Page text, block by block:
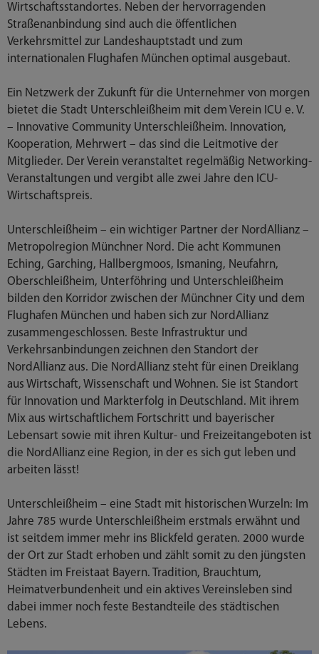
Wirtschaftsstandortes. Neben der hervorragenden
Straßenanbindung sind auch die öffentlichen
Verkehrsmittel zur Landeshauptstadt und zum
internationalen Flughafen München optimal ausgebaut.
Ein Netzwerk der Zukunft für die Unternehmer von morgen
bietet die Stadt Unterschleißheim mit dem Verein ICU e. V.
– Innovative Community Unterschleißheim. Innovation,
Kooperation, Mehrwert – das sind die Leitmotive der
Mitglieder. Der Verein veranstaltet regelmäßig Networking-
Veranstaltungen und vergibt alle zwei Jahre den ICU-
Wirtschaftspreis.
Unterschleißheim – ein wichtiger Partner der NordAllianz –
Metropolregion Münchner Nord. Die acht Kommunen
Eching, Garching, Hallbergmoos, Ismaning, Neufahrn,
Oberschleißheim, Unterföhring und Unterschleißheim
bilden den Korridor zwischen der Münchner City und dem
Flughafen München und haben sich zur NordAllianz
zusammengeschlossen. Beste Infrastruktur und
Verkehrsanbindungen zeichnen den Standort der
NordAllianz aus. Die NordAllianz steht für einen Dreiklang
aus Wirtschaft, Wissenschaft und Wohnen. Sie ist Standort
für Innovation und Markterfolg in Deutschland. Mit ihrem
Mix aus wirtschaftlichem Fortschritt und bayerischer
Lebensart sowie mit ihren Kultur- und Freizeitangeboten ist
die NordAllianz eine Region, in der es sich gut leben und
arbeiten lässt!
Unterschleißheim – eine Stadt mit historischen Wurzeln: Im
Jahre 785 wurde Unterschleißheim erstmals erwähnt und
ist seitdem immer mehr ins Blickfeld geraten. 2000 wurde
der Ort zur Stadt erhoben und zählt somit zu den jüngsten
Städten im Freistaat Bayern. Tradition, Brauchtum,
Heimatverbundenheit und ein aktives Vereinsleben sind
dabei immer noch feste Bestandteile des städtischen
Lebens.